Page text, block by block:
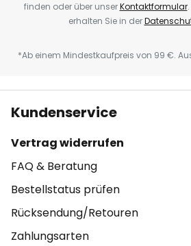
finden oder über unserKontaktformular
erhalten Sie in der
*Ab einem Mindestkaufpreis von 99 €.
Kundenservice
Vertrag widerrufen
FAQ & Beratung
Bestellstatus prüfen
Rücksendung/Retouren
Zahlungsarten